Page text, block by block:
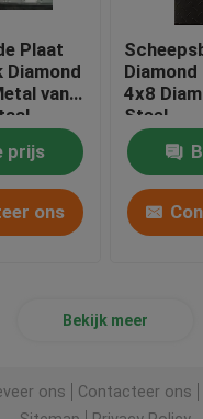
Plaat
van
prijs
ons
4x8
Steel
Bekijk meer
ons Contacteer ons